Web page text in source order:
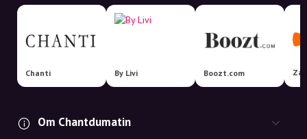
Chanti By Livi Boozt.com
Om Chantdumatin